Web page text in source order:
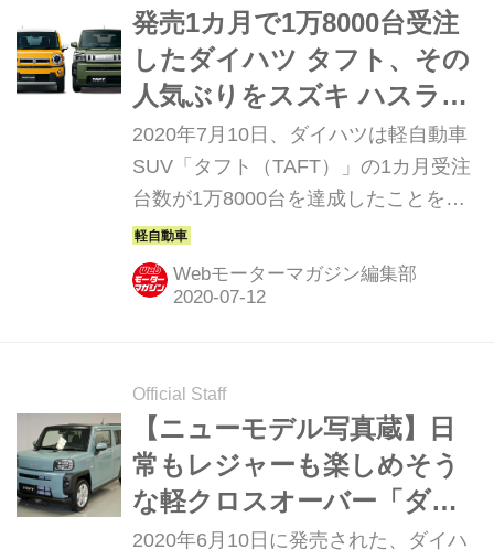
発売1カ月で1万8000台受注
したダイハツ タフト、その
人気ぶりをスズキ ハスラー
との販売比較で見てみた
2020年7月10日、ダイハツは軽自動車
SUV「タフト（TAFT）」の1カ月受注
台数が1万8000台を達成したことを発
表した。その人気ぶりはどれほどのも
のなのか。ライバルであるスズキ ハス
ラーとの比較で確認してみた。
Webモーターマガジン編集部
Official Staff
【ニューモデル写真蔵】日
常もレジャーも楽しめそう
な軽クロスオーバー「ダイ
ハツ タフト」
2020年6月10日に発売された、ダイハ